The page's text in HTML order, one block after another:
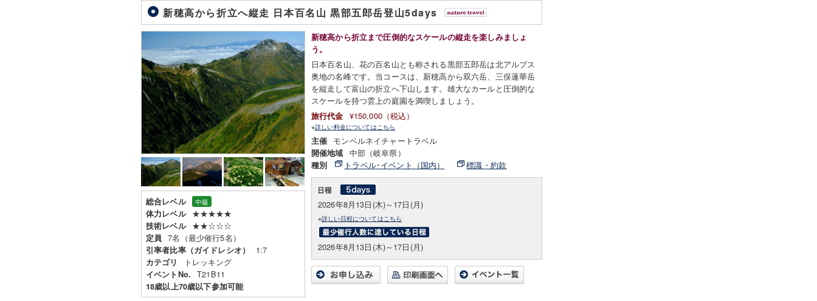
新穂高から折立へ縦走 日本百名山 黒部五郎岳登山5days
総合レベル 中級
体力レベル ★★★★★
技術レベル ★★☆☆☆
定員 7名（最少催行5名）
引率者比率（ガイドレシオ） 1:7
カテゴリ トレッキング
イベントNo. T21B11
18歳以上70歳以下参加可能
新穂高から折立まで圧倒的なスケールの縦走を楽しみましょ
う。
日本百名山、花の百名山とも称される黒部五郎岳は北アルプス
奥地の名峰です。当コースは、新穂高から双六岳、三俣蓮華岳
を縦走して富山の折立へ下山します。雄大なカールと圧倒的な
スケールを持つ雲上の庭園を満喫しましょう。
旅行代金 ¥150,000（税込）
※詳しい料金についてはこちら
主催 モンベルネイチャートラベル
開催地域 中部（岐阜県）
種別 トラベル･イベント（国内） 標識・約款
2026年8月13日(木)～17日(月)
※詳しい日程についてはこちら
2026年8月13日(木)～17日(月)